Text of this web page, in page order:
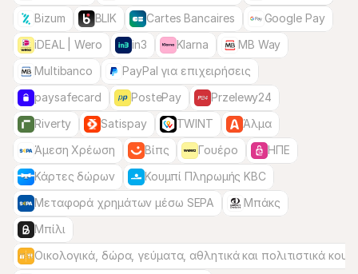
Bizum
BLIK Cartes Bancaires
Google Pay
iDEAL | Wero
in3 Klarna
MB Way
Multibanco
PayPal για επιχειρήσεις
paysafecard
PostePay
Przelewy24
Riverty
Satispay TWINT
Άλμα
Άμεση Χρέωση
Βίπς Γουέρο
ΗΠΕ
Κάρτες δώρων
Κουμπί Πληρωμής KBC
Μεταφορά χρημάτων μέσω SEPA
Μπάκς
Μπίλι
Οικολογικά, δώρα, γεύματα, αθλητικά και πολιτιστικά